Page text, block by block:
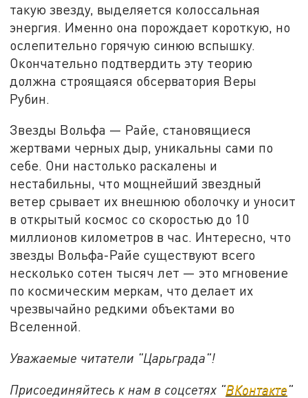
такую звезду, выделяется колоссальная
энергия. Именно она порождает короткую, но
ослепительно горячую синюю вспышку.
Окончательно подтвердить эту теорию
должна строящаяся обсерватория Веры
Рубин.
Звезды Вольфа — Райе, становящиеся
жертвами черных дыр, уникальны сами по
себе. Они настолько раскалены и
нестабильны, что мощнейший звездный
ветер срывает их внешнюю оболочку и уносит
в открытый космос со скоростью до 10
миллионов километров в час. Интересно, что
звезды Вольфа-Райе существуют всего
несколько сотен тысяч лет — это мгновение
по космическим меркам, что делает их
чрезвычайно редкими объектами во
Вселенной.
Уважаемые читатели "Царьграда"!
Присоединяйтесь к нам в соцсетях "ВКонтакте"